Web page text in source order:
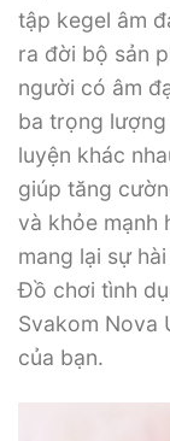
tập kegel âm
ra đời bộ sản
người có âm
ba trọng
luyện khác
giúp tăng
và khỏe mạnh
mang lại sự
Đồ chơi tình
Svakom Nova
của bạn.